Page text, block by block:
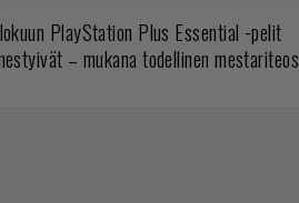
PlayStation Plus Essential -pelit
– mukana todellinen mestariteos